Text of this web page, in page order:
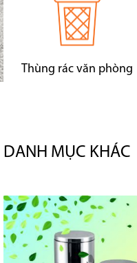
Thùng rác văn phòng
DANH MỤC KHÁC